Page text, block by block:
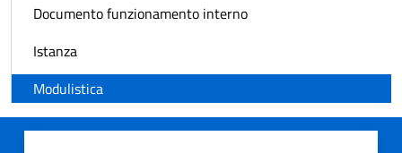
Documento funzionamento interno
Istanza
Modulistica